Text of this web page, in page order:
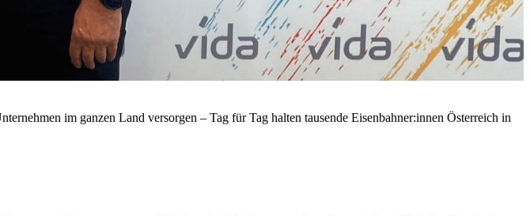
im ganzen Land versorgen – Tag für Tag halten tausende Eisenbahner:innen Österreich in